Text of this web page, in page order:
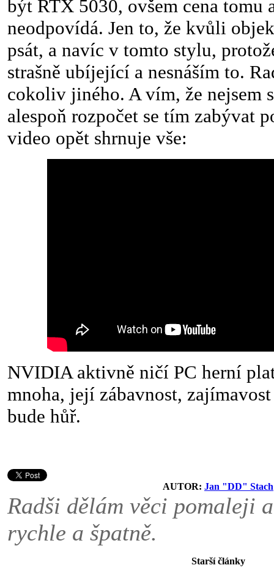
být RTX 5030, ovšem cena tomu
neodpovídá. Jen to, že kvůli
psát, a navíc v tomto stylu,
strašně ubíjející a nesnáším to.
cokoliv jiného. A vím, že nejsem
alespoň rozpočet se tím zabývat
video opět shrnuje vše:
NVIDIA aktivně ničí PC herní
mnoha, její zábavnost, zajímavost
bude hůř.
AUTOR: Jan "DD" Stach
Radši dělám věci pomaleji
rychle a špatně.
Starší články